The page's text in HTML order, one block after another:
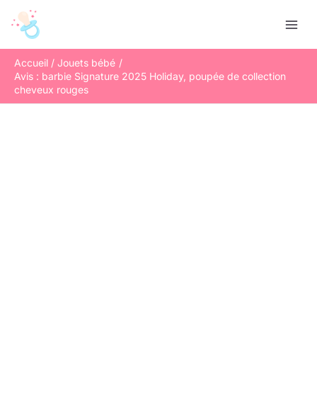
Accueil
Jouets bébé
Avis : barbie Signature 2025 Holiday, poupée de collection
cheveux rouges
e
c
h
e